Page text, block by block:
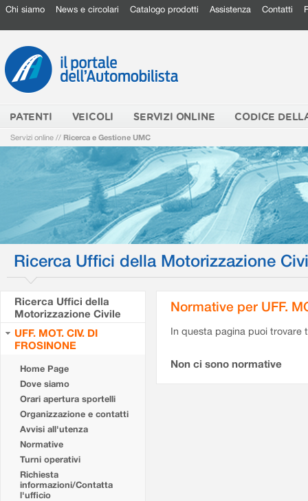
Chi siamo News e circolari Catalogo prodotti Assistenza Contatti
PATENTI VEICOLI SERVIZI ONLINE CODICE
Servizi online // Ricerca e Gestione UMC
Ricerca Uffici della Motorizzazione
Ricerca Uffici della
Motorizzazione Civile
UFF. MOT. CIV. DI
FROSINONE
Home Page
Dove siamo
Orari apertura sportelli
Organizzazione e contatti
Avvisi all'utenza
Normative
Turni operativi
Richiesta
informazioni/Contatta
l'ufficio
Normative per UFF.
In questa pagina puoi
Non ci sono normative